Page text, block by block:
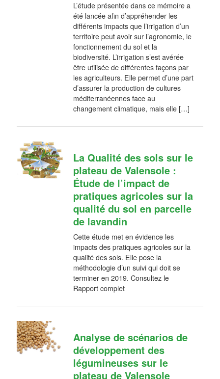
L’étude présentée dans ce mémoire a
été lancée afin d’appréhender les
différents impacts que l’irrigation d’un
territoire peut avoir sur l’agronomie, le
fonctionnement du sol et la
biodiversité. L’irrigation s’est avérée
être utilisée de différentes façons par
les agriculteurs. Elle permet d’une part
d’assurer la production de cultures
méditerranéennes face au
changement climatique, mais elle […]
La Qualité des sols sur le
plateau de Valensole :
Étude de l’impact de
pratiques agricoles sur la
qualité du sol en parcelle
de lavandin
Cette étude met en évidence les
impacts des pratiques agricoles sur la
qualité des sols. Elle pose la
méthodologie d’un suivi qui doit se
terminer en 2019. Consultez le
Rapport complet
Analyse de scénarios de
développement des
légumineuses sur le
plateau de Valensole